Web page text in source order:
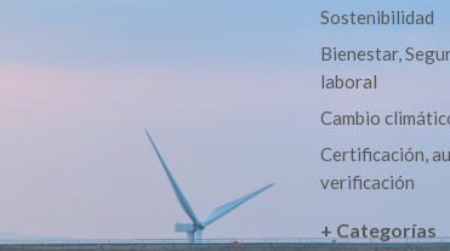
Sostenibilidad
Bienestar,
laboral
Cambio
Certificación,
verificación
+ Categorías